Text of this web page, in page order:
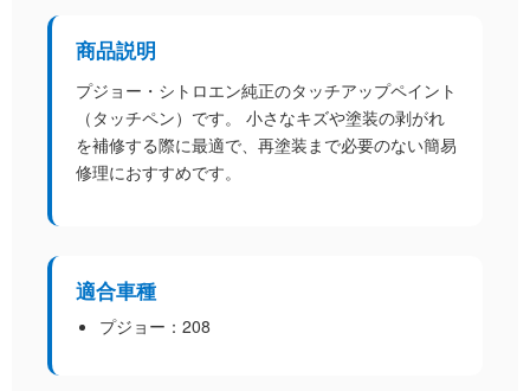
商品説明
プジョー・シトロエン純正のタッチアップペイント
（タッチペン）です。 小さなキズや塗装の剥がれ
を補修する際に最適で、再塗装まで必要のない簡易
修理におすすめです。
適合車種
プジョー：208